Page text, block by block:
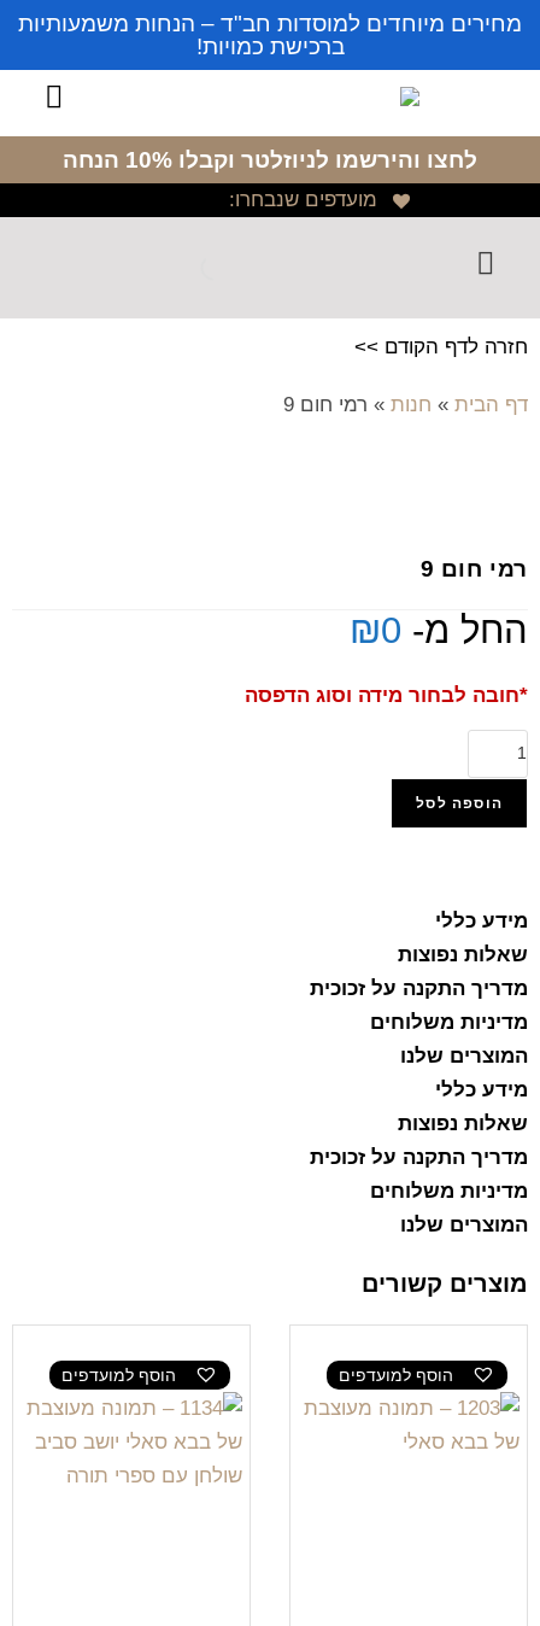
מחירים מיוחדים למוסדות חב"ד – הנחות משמעותיות
ברכישת כמויות!
לחצו והירשמו לניוזלטר וקבלו 10% הנחה
מועדפים שנבחרו:
חזרה לדף הקודם >>
דף הבית » חנות » רמי חום 9
רמי חום 9
החל מ- ₪0
*חובה לבחור מידה וסוג הדפסה
הוספה לסל
מידע כללי
שאלות נפוצות
מדריך התקנה על זכוכית
מדיניות משלוחים
המוצרים שלנו
מידע כללי
שאלות נפוצות
מדריך התקנה על זכוכית
מדיניות משלוחים
המוצרים שלנו
מוצרים קשורים
הוסף למועדפים הוסף למועדפים